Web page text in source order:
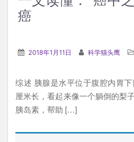
癌
2018年1月11日 科学猫头鹰
综述 胰腺是水平位于腹腔内胃
厘米长，看起来像一个躺倒的梨
胰岛素，帮助 […]